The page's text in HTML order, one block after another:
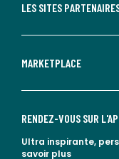
LES SITES
MARKETPLACE
RENDEZ-VOUS SUR
Ultra inspirante,
savoir plus